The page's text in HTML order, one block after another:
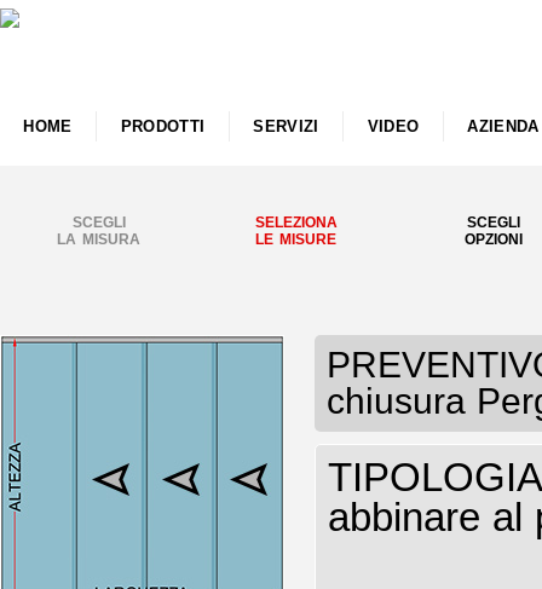
HOME PRODOTTI SERVIZI VIDEO AZIENDA
SCEGLI
LA MISURA
SELEZIONA
LE MISURE
SCEGLI
OPZIONI
chiusura
abbinare al